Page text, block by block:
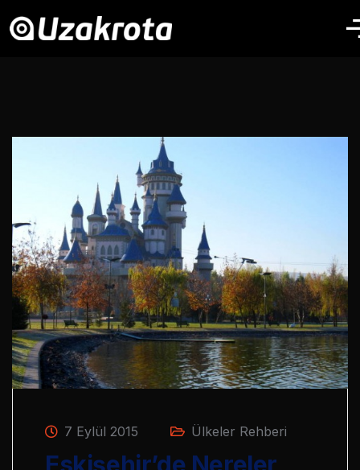
7 Eylül 2015 Ülkeler Rehberi